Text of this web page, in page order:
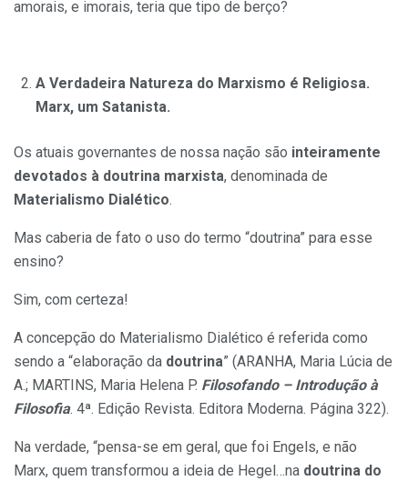
amorais, e imorais, teria que tipo de berço?
A Verdadeira Natureza do Marxismo é Religiosa.
Marx, um Satanista.
Os atuais governantes de nossa nação são inteiramente
devotados à doutrina marxista, denominada de
Materialismo Dialético.
Mas caberia de fato o uso do termo “doutrina” para esse
ensino?
Sim, com certeza!
A concepção do Materialismo Dialético é referida como
sendo a “elaboração da doutrina” (ARANHA, Maria Lúcia de
A.; MARTINS, Maria Helena P. Filosofando – Introdução à
Filosofia. 4ª. Edição Revista. Editora Moderna. Página 322).
Na verdade, “pensa-se em geral, que foi Engels, e não
Marx, quem transformou a ideia de Hegel…na doutrina do